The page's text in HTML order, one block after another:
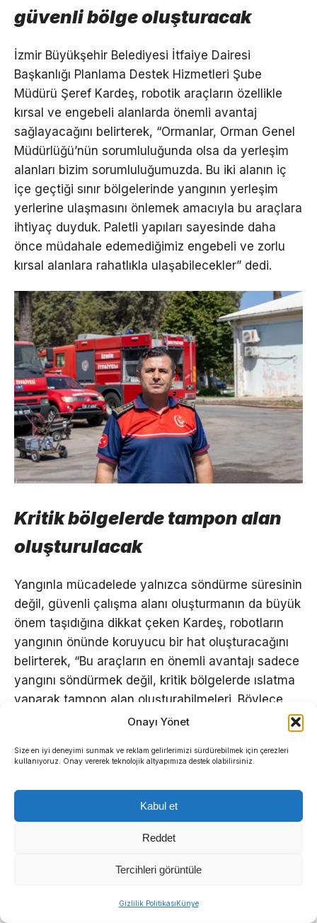
Onayı Yönet
Size en iyi deneyimi sunmak ve reklam gelirlerimizi sürdürebilmek için çerezleri
kullanıyoruz. Onay vererek teknolojik altyapımıza destek olabilirsiniz.
Kabul et
Reddet
Tercihleri görüntüle
Gizlilik PolitikasıKünye
güvenli bölge oluşturacak
İzmir Büyükşehir Belediyesi İtfaiye Dairesi
Başkanlığı Planlama Destek Hizmetleri Şube
Müdürü Şeref Kardeş, robotik araçların özellikle
kırsal ve engebeli alanlarda önemli avantaj
sağlayacağını belirterek, “Ormanlar, Orman Genel
Müdürlüğü’nün sorumluluğunda olsa da yerleşim
alanları bizim sorumluluğumuzda. Bu iki alanın iç
içe geçtiği sınır bölgelerinde yangının yerleşim
yerlerine ulaşmasını önlemek amacıyla bu araçlara
ihtiyaç duyduk. Paletli yapıları sayesinde daha
önce müdahale edemediğimiz engebeli ve zorlu
kırsal alanlara rahatlıkla ulaşabilecekler” dedi.
Kritik bölgelerde tampon alan
oluşturulacak
Yangınla mücadelede yalnızca söndürme süresinin
değil, güvenli çalışma alanı oluşturmanın da büyük
önem taşıdığına dikkat çeken Kardeş, robotların
yangının önünde koruyucu bir hat oluşturacağını
belirterek, “Bu araçların en önemli avantajı sadece
yangını söndürmek değil, kritik bölgelerde ıslatma
yaparak tampon alan oluşturabilmeleri. Böylece
yangının ilerleyişi kontrol altına alınabiliyor. Araçlar
soğutabiliyor, güvenli şekilde yangının içine
personelimizin can güvenliğini en üst seviyeye
çıkarıyoruz” diye konuştu.
kadar çok yönlü kullanım